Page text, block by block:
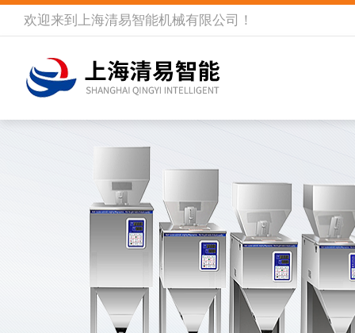
欢迎来到 上海清易智能机械有限公司 ！